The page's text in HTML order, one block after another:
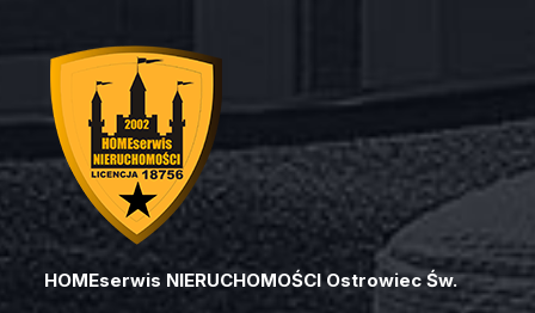
HOMEserwis NIERUCHOMOŚCI Ostrowiec Św.